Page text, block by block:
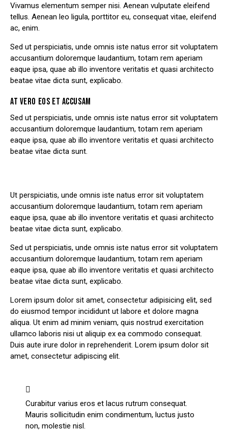
Vivamus elementum semper nisi. Aenean vulputate eleifend
tellus. Aenean leo ligula, porttitor eu, consequat vitae, eleifend
ac, enim.
Sed ut perspiciatis, unde omnis iste natus error sit voluptatem
accusantium doloremque laudantium, totam rem aperiam
eaque ipsa, quae ab illo inventore veritatis et quasi architecto
beatae vitae dicta sunt, explicabo.
AT VERO EOS ET ACCUSAM
Sed ut perspiciatis, unde omnis iste natus error sit voluptatem
accusantium doloremque laudantium, totam rem aperiam
eaque ipsa, quae ab illo inventore veritatis et quasi architecto
beatae vitae dicta sunt.
Ut perspiciatis, unde omnis iste natus error sit voluptatem
accusantium doloremque laudantium, totam rem aperiam
eaque ipsa, quae ab illo inventore veritatis et quasi architecto
beatae vitae dicta sunt, explicabo.
Sed ut perspiciatis, unde omnis iste natus error sit voluptatem
accusantium doloremque laudantium, totam rem aperiam
eaque ipsa, quae ab illo inventore veritatis et quasi architecto
beatae vitae dicta sunt, explicabo.
Lorem ipsum dolor sit amet, consectetur adipisicing elit, sed
do eiusmod tempor incididunt ut labore et dolore magna
aliqua. Ut enim ad minim veniam, quis nostrud exercitation
ullamco laboris nisi ut aliquip ex ea commodo consequat.
Duis aute irure dolor in reprehenderit. Lorem ipsum dolor sit
amet, consectetur adipiscing elit.
Curabitur varius eros et lacus rutrum consequat.
Mauris sollicitudin enim condimentum, luctus justo
non, molestie nisl.